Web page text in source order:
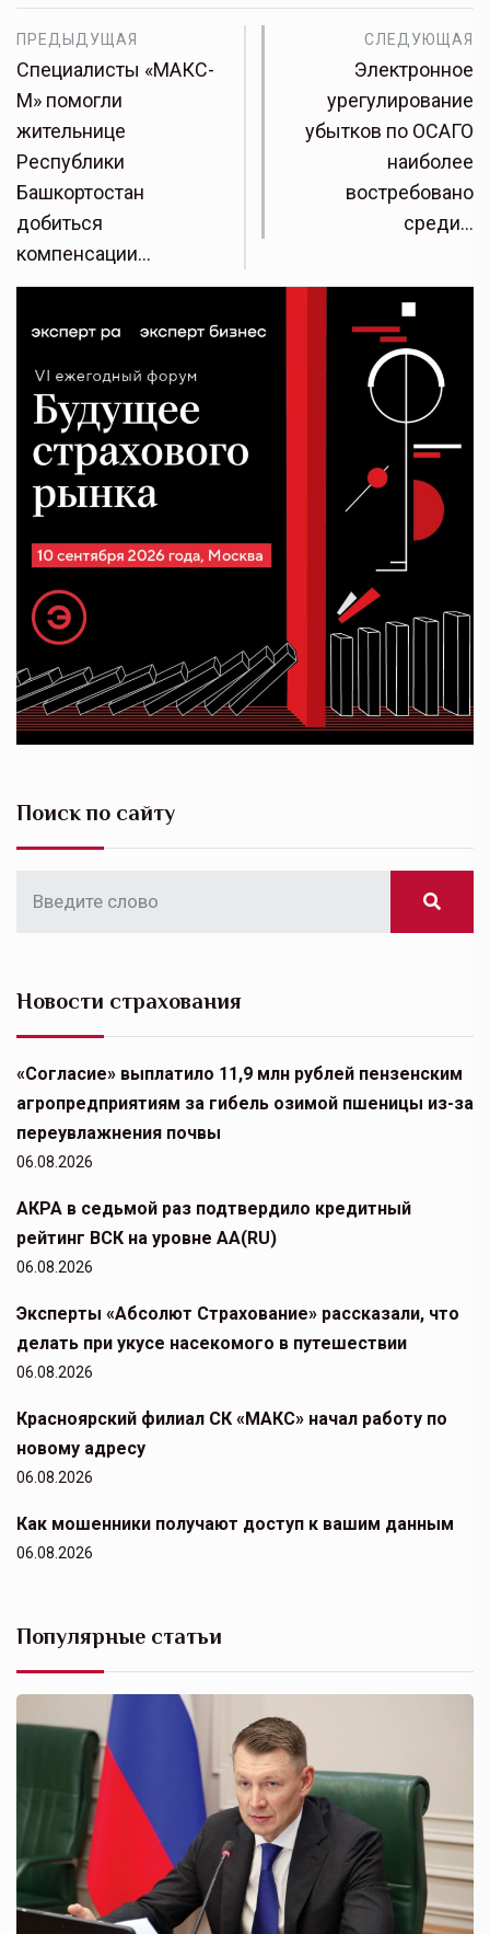
ПРЕДЫДУЩАЯ
Специалисты «МАКС-
М» помогли
жительнице
Республики
Башкортостан
добиться
компенсации…
СЛЕДУЮЩАЯ
Электронное
урегулирование
убытков по ОСАГО
наиболее
востребовано
среди…
Поиск по сайту
Новости страхования
«Согласие» выплатило 11,9 млн рублей пензенским
агропредприятиям за гибель озимой пшеницы из-за
переувлажнения почвы
06.08.2026
АКРА в седьмой раз подтвердило кредитный
рейтинг ВСК на уровне АА(RU)
06.08.2026
Эксперты «Абсолют Страхование» рассказали, что
делать при укусе насекомого в путешествии
06.08.2026
Красноярский филиал СК «МАКС» начал работу по
новому адресу
06.08.2026
Как мошенники получают доступ к вашим данным
06.08.2026
Популярные статьи